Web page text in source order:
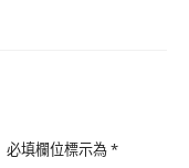
必填欄位標示為*